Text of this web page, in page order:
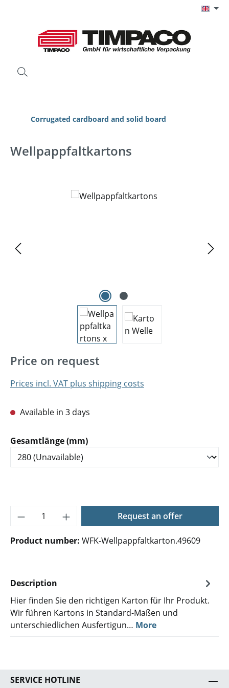
Corrugated cardboard and solid board
Wellpappfaltkartons
Skip image gallery
Price on request
Prices incl. VAT plus shipping costs
Available in 3 days
Select
Gesamtlänge (mm)
Product Quantity: Enter the desired
Request an offer
Product number: WFK-Wellpappfaltkarton.49609
Description
Hier finden Sie den richtigen Karton für Ihr Produkt.
Wir führen Kartons in Standard-Maßen und
unterschiedlichen Ausfertigun… More
SERVICE HOTLINE